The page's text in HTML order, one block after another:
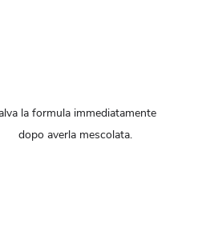
la formula immediatamente
dopo averla mescolata.